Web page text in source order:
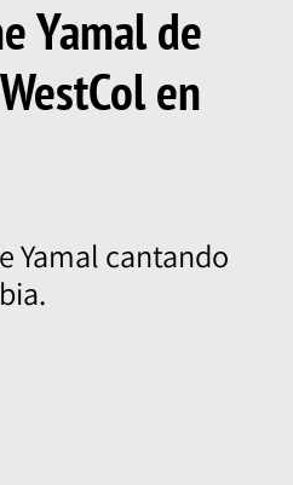
Yamal de
en
Yamal cantando